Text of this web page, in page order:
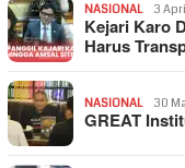
NASIONAL 3
Kejari Karo
Harus
NASIONAL 30
GREAT